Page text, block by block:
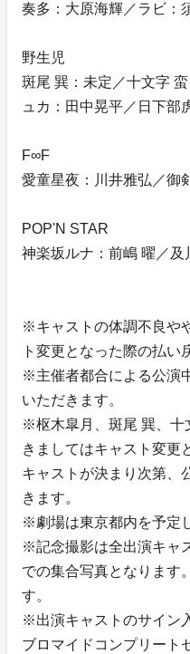
奏多：大原海輝／ラビ：
野生児
斑尾 巽：未定／十文字
ュカ：田中晃平／日下部
F∞F
愛童星夜：川井雅弘／御
POP'N STAR
神楽坂ルナ：前嶋 曜／及
※キャストの体調不良や
ト変更となった際の払い
※主催者都合による公演
いただきます。
※枢木皐月、斑尾 巽、十
きましてはキャスト変更
キャストが決まり次第、
きます。
※劇場は東京都内を予定
※記念撮影は全出演キャ
での集合写真となります
す。
※出演キャストのサイン
ブロマイドコンプリート